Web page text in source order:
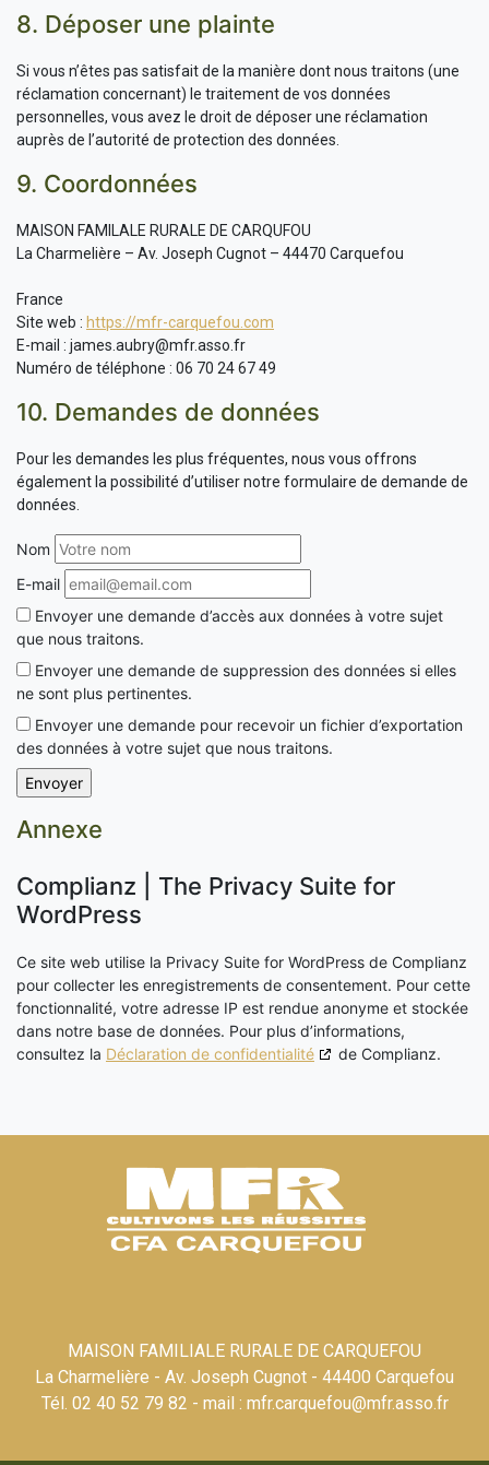
8. Déposer une plainte
Si vous n’êtes pas satisfait de la manière dont nous traitons (une
réclamation concernant) le traitement de vos données
personnelles, vous avez le droit de déposer une réclamation
auprès de l’autorité de protection des données.
9. Coordonnées
MAISON FAMILALE RURALE DE CARQUFOU
La Charmelière – Av. Joseph Cugnot – 44470 Carquefou
France
Site web : https://mfr-carquefou.com
E-mail : james.aubry@mfr.asso.fr
Numéro de téléphone : 06 70 24 67 49
10. Demandes de données
Pour les demandes les plus fréquentes, nous vous offrons
également la possibilité d’utiliser notre formulaire de demande de
données.
Nom
E-mail
Envoyer une demande d’accès aux données à votre sujet
que nous traitons.
Envoyer une demande de suppression des données si elles
ne sont plus pertinentes.
Envoyer une demande pour recevoir un fichier d’exportation
des données à votre sujet que nous traitons.
Annexe
Complianz | The Privacy Suite for
WordPress
Ce site web utilise la Privacy Suite for WordPress de Complianz
pour collecter les enregistrements de consentement. Pour cette
fonctionnalité, votre adresse IP est rendue anonyme et stockée
dans notre base de données. Pour plus d’informations,
consultez la Déclaration de confidentialité de Complianz.
MAISON FAMILIALE RURALE DE CARQUEFOU
La Charmelière - Av. Joseph Cugnot - 44400 Carquefou
Tél. 02 40 52 79 82 - mail : mfr.carquefou@mfr.asso.fr